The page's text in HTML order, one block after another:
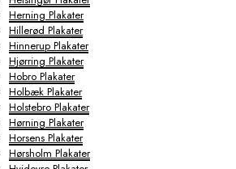
Herning Plakater
Hillerød Plakater
Hinnerup Plakater
Hjørring Plakater
Hobro Plakater
Holbæk Plakater
Holstebro Plakater
Hørning Plakater
Horsens Plakater
Hørsholm Plakater